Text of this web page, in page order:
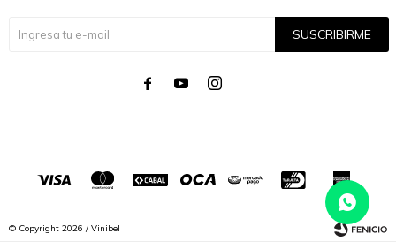
SUSCRIBIRME
  
© Copyright 2026 / Vinibel